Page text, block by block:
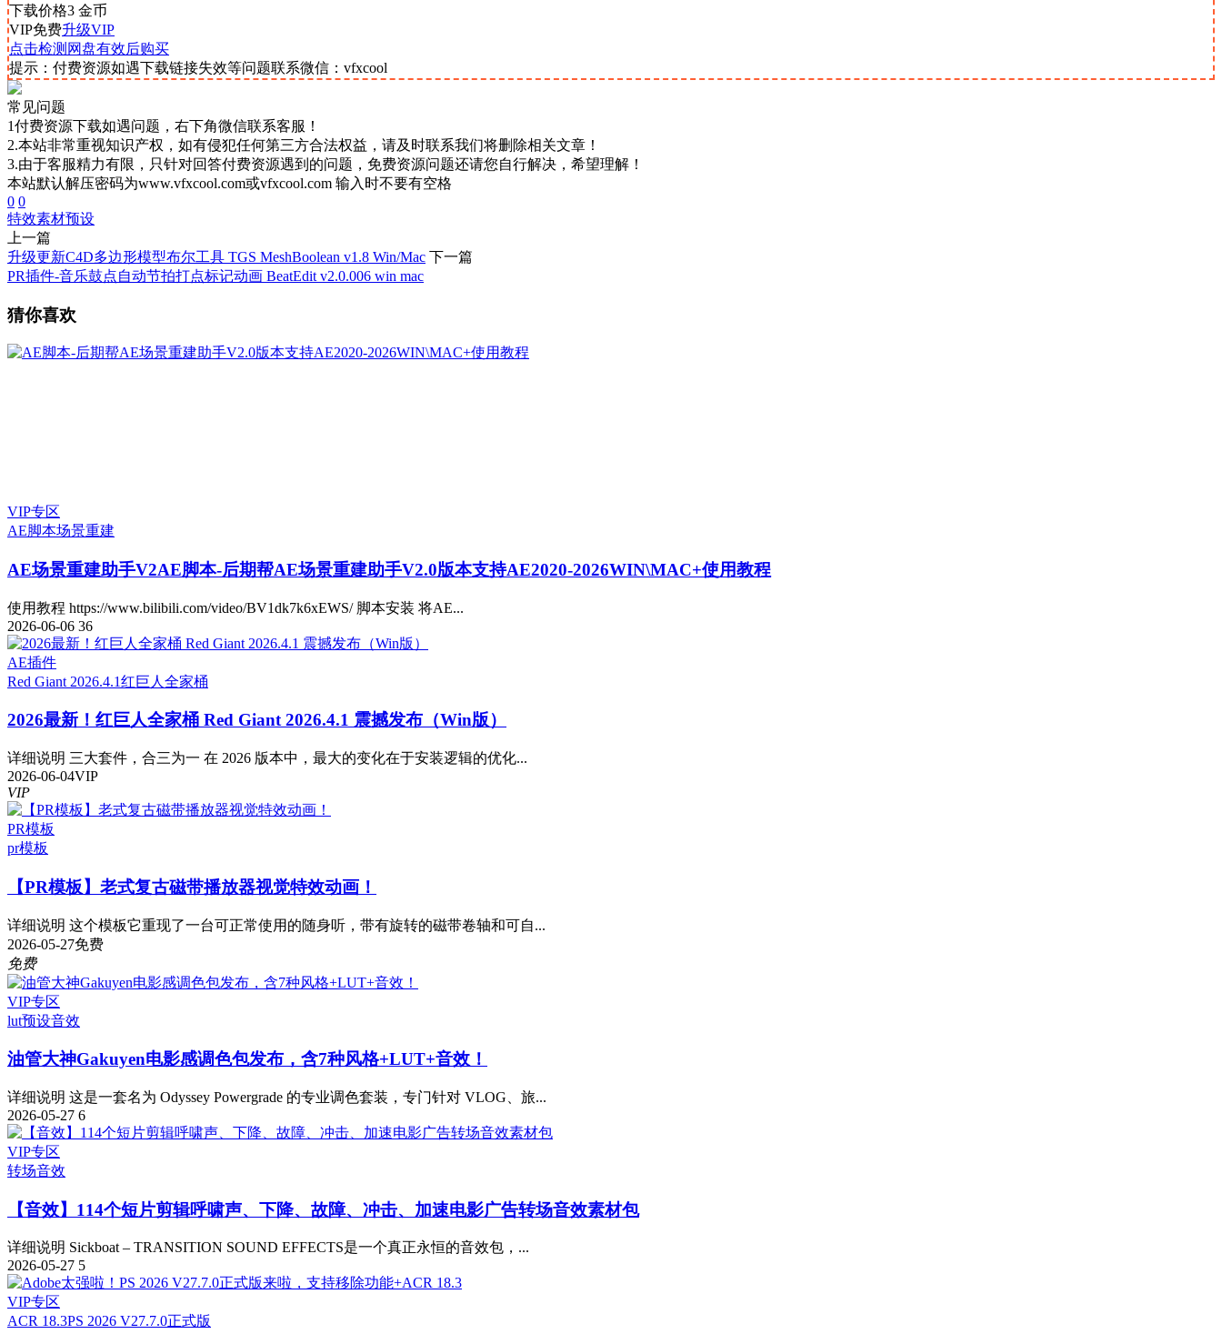
下载价格3 金币
VIP免费升级VIP
点击检测网盘有效后购买
提示：付费资源如遇下载链接失效等问题联系微信：vfxcool
常见问题
1付费资源下载如遇问题，右下角微信联系客服！
2.本站非常重视知识产权，如有侵犯任何第三方合法权益，请及时联系我们将删除相关文章！
3.由于客服精力有限，只针对回答付费资源遇到的问题，免费资源问题还请您自行解决，希望理解！
本站默认解压密码为www.vfxcool.com或vfxcool.com 输入时不要有空格
0 0
特效素材预设
上一篇
升级更新C4D多边形模型布尔工具 TGS MeshBoolean v1.8 Win/Mac 下一篇
PR插件-音乐鼓点自动节拍打点标记动画 BeatEdit v2.0.006 win mac
猜你喜欢
VIP专区
AE脚本场景重建
AE场景重建助手V2AE脚本-后期帮AE场景重建助手V2.0版本支持AE2020-2026WIN\MAC+使用教程
使用教程 https://www.bilibili.com/video/BV1dk7k6xEWS/ 脚本安装 将AE...
2026-06-06 36
AE插件
Red Giant 2026.4.1红巨人全家桶
2026最新！红巨人全家桶 Red Giant 2026.4.1 震撼发布（Win版）
详细说明 三大套件，合三为一 在 2026 版本中，最大的变化在于安装逻辑的优化...
2026-06-04VIP
VIP
PR模板
pr模板
【PR模板】老式复古磁带播放器视觉特效动画！
详细说明 这个模板它重现了一台可正常使用的随身听，带有旋转的磁带卷轴和可自...
2026-05-27免费
免费
VIP专区
lut预设音效
油管大神Gakuyen电影感调色包发布，含7种风格+LUT+音效！
详细说明 这是一套名为 Odyssey Powergrade 的专业调色套装，专门针对 VLOG、旅...
2026-05-27 6
VIP专区
转场音效
【音效】114个短片剪辑呼啸声、下降、故障、冲击、加速电影广告转场音效素材包
详细说明 Sickboat – TRANSITION SOUND EFFECTS是一个真正永恒的音效包，...
2026-05-27 5
VIP专区
ACR 18.3PS 2026 V27.7.0正式版